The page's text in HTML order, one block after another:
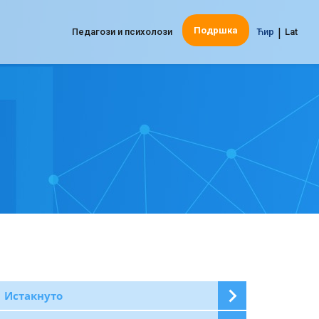
Ћир | Lat
Педагози и психолози Подршка
Истакнуто